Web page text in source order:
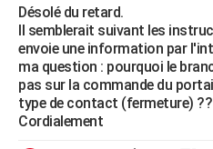
Désolé du retard.
Il semblerait suivant les
envoie une information par
ma question : pourquoi le
pas sur la commande du
type de contact (fermeture) ??
Cordialement